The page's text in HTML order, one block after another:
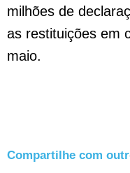
milhões de
as restituições em
maio.
Compartilhe com